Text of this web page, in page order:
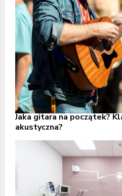
Jaka gitara na początek?
akustyczna?